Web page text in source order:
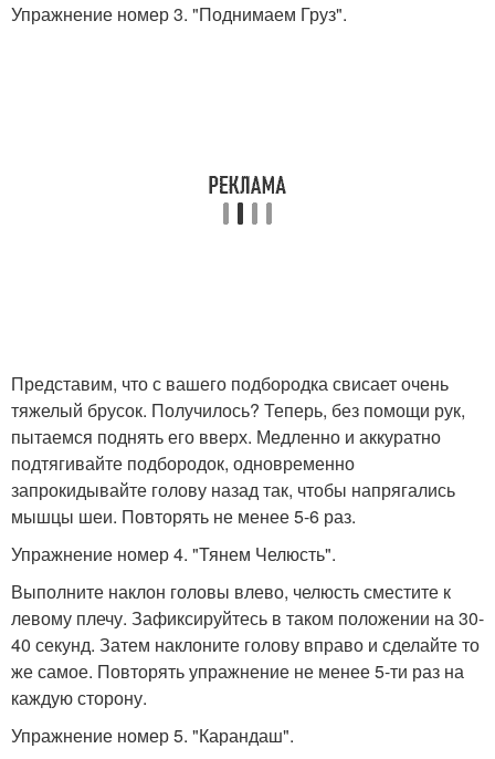
Упражнение номер 3. "Поднимаем Груз".
Представим, что с вашего подбородка свисает очень
тяжелый брусок. Получилось? Теперь, без помощи рук,
пытаемся поднять его вверх. Медленно и аккуратно
подтягивайте подбородок, одновременно
запрокидывайте голову назад так, чтобы напрягались
мышцы шеи. Повторять не менее 5-6 раз.
Упражнение номер 4. "Тянем Челюсть".
Выполните наклон головы влево, челюсть сместите к
левому плечу. Зафиксируйтесь в таком положении на 30-
40 секунд. Затем наклоните голову вправо и сделайте то
же самое. Повторять упражнение не менее 5-ти раз на
каждую сторону.
Упражнение номер 5. "Карандаш".